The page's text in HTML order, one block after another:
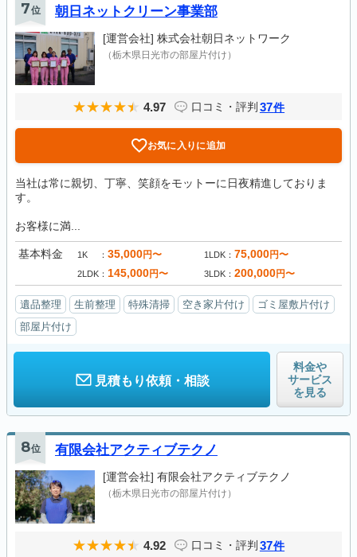
7位 朝日ネットクリーン事業部
[運営会社] 株式会社朝日ネットワーク
（栃木県日光市の部屋片付け）
4.97 口コミ・評判 37件
お気に入りに追加
当社は常に親切、丁寧、笑顔をモットーに日夜精進しておりま
す。
お客様に満...
基本料金 1K 35,000円〜 1LDK 75,000円〜
2LDK 145,000円〜 3LDK 200,000円〜
遺品整理 生前整理 特殊清掃 空き家片付け
ゴミ屋敷片付け
部屋片付け
見積もり依頼・相談
料金や
サービス
を見る
8位 有限会社アクティブテクノ
[運営会社] 有限会社アクティブテクノ
（栃木県日光市の部屋片付け）
4.92 口コミ・評判 37件